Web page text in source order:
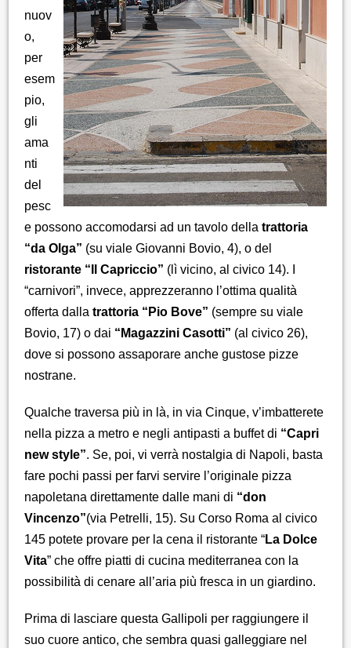
nuov
o,
per
esem
pio,
gli
ama
nti
del
pesc
e possono accomodarsi ad un tavolo della trattoria
“da Olga” (su viale Giovanni Bovio, 4), o del
ristorante “Il Capriccio” (lì vicino, al civico 14). I
“carnivori”, invece, apprezzeranno l’ottima qualità
offerta dallatrattoria “Pio Bove” (sempre su viale
Bovio, 17) o dai “Magazzini Casotti” (al civico 26),
dove si possono assaporare anche gustose pizze
nostrane.
Qualche traversa più in là, in via Cinque, v’imbatterete
nella pizza a metro e negli antipasti a buffet di “Capri
new style”. Se, poi, vi verrà nostalgia di Napoli, basta
fare pochi passi per farvi servire l’originale pizza
napoletana direttamente dalle mani di “don
Vincenzo”(via Petrelli, 15). Su Corso Roma al civico
145 potete provare per la cena il ristorante “La Dolce
Vita” che offre piatti di cucina mediterranea con la
possibilità di cenare all’aria più fresca in un giardino.
Prima di lasciare questa Gallipoli per raggiungere il
suo cuore antico, che sembra quasi galleggiare nel